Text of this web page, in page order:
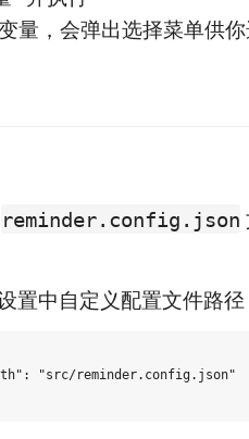
量，会弹出选择菜单供
reminder.config.json
置中自定义配置文件路
"src/reminder.config.json"